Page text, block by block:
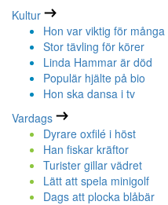
Kultur
Hon var viktig för många
Stor tävling för körer
Linda Hammar är död
Populär hjälte på bio
Hon ska dansa i tv
Vardags
Dyrare oxfilé i höst
Han fiskar kräftor
Turister gillar vädret
Lätt att spela minigolf
Dags att plocka blåbär